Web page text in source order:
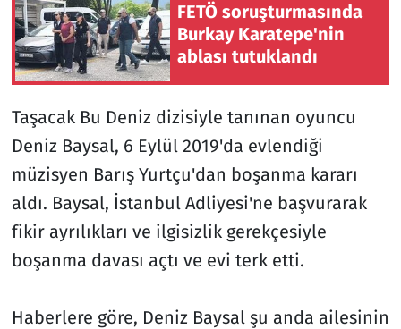
FETÖ soruşturmasında
Burkay Karatepe'nin
ablası tutuklandı
Taşacak Bu Deniz dizisiyle tanınan oyuncu
Deniz Baysal, 6 Eylül 2019'da evlendiği
müzisyen Barış Yurtçu'dan boşanma kararı
aldı. Baysal, İstanbul Adliyesi'ne başvurarak
fikir ayrılıkları ve ilgisizlik gerekçesiyle
boşanma davası açtı ve evi terk etti.
Haberlere göre, Deniz Baysal şu anda ailesinin